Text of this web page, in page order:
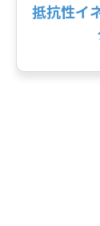
抵抗性イ